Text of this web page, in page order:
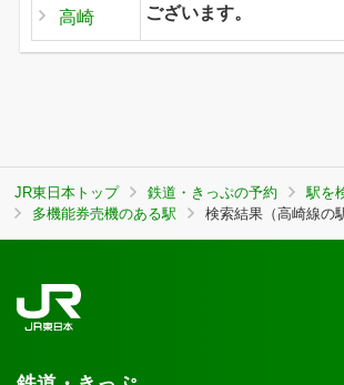
高崎 ございます。
JR東日本トップ 鉄道・きっぷの予約
駅を
多機能券売機のある駅
検索結果（高崎線の